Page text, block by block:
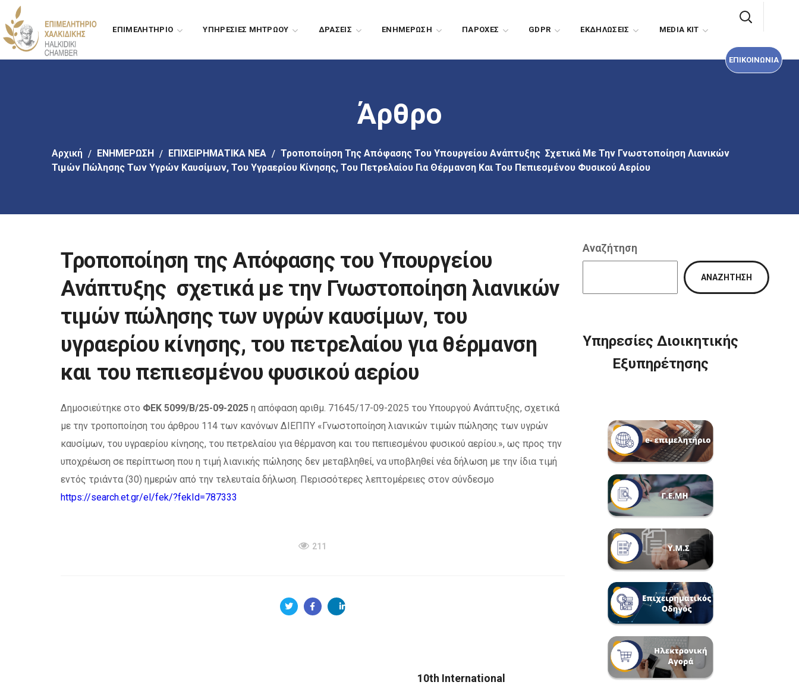
Πήγαινε
στο
κύριο
περιεχόμενο
ΕΠΙΜΕΛΗΤΗΡΙΟ ΥΠΗΡΕΣΙΕΣ ΜΗΤΡΩΟΥ ΔΡΑΣΕΙΣ EΝΗΜΕΡΩΣΗ ΠΑΡΟΧΕΣ GDPR EΚΔΗΛΩΣΕΙΣ MEDIA KIT
ΕΠΙΚΟΙΝΩΝΙΑ
Άρθρο
Αρχική EΝΗΜΕΡΩΣΗ ΕΠΙΧΕΙΡΗΜΑΤΙΚΑ ΝΕΑ
Τροποποίηση Της Απόφασης Του Υπουργείου Ανάπτυξης Σχετικά Με Την Γνωστοποίηση Λιανικών
Τιμών Πώλησης Των Υγρών Καυσίμων, Του Υγραερίου Κίνησης, Του Πετρελαίου Για Θέρμανση Και Του Πεπιεσμένου Φυσικού Αερίου
Τροποποίηση της Απόφασης του Υπουργείου
Ανάπτυξης σχετικά με την Γνωστοποίηση λιανικών
τιμών πώλησης των υγρών καυσίμων, του
υγραερίου κίνησης, του πετρελαίου για θέρμανση
και του πεπιεσμένου φυσικού αερίου
Δημοσιεύτηκε στο ΦΕΚ 5099/Β/25-09-2025 η απόφαση αριθμ. 71645/17-09-2025 του Υπουργού Ανάπτυξης, σχετικά
με την τροποποίηση του άρθρου 114 των κανόνων ΔΙΕΠΠΥ «Γνωστοποίηση λιανικών τιμών πώλησης των υγρών
καυσίμων, του υγραερίου κίνησης, του πετρελαίου για θέρμανση και του πεπιεσμένου φυσικού αερίου.», ως προς την
υποχρέωση σε περίπτωση που η τιμή λιανικής πώλησης δεν μεταβληθεί, να υποβληθεί νέα δήλωση με την ίδια τιμή
εντός τριάντα (30) ημερών από την τελευταία δήλωση. Περισσότερες λεπτομέρειες στον σύνδεσμο
https://search.et.gr/el/fek/?fekId=787333
211
10th International
Αναζήτηση
ΑΝΑΖΉΤΗΣΗ
Υπηρεσίες Διοικητικής
Εξυπηρέτησης